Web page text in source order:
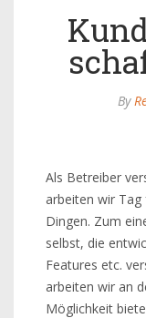
By
Als Betreiber
arbeiten wir Tag
Dingen. Zum
selbst, die
Features etc.
arbeiten wir an
Möglichkeit